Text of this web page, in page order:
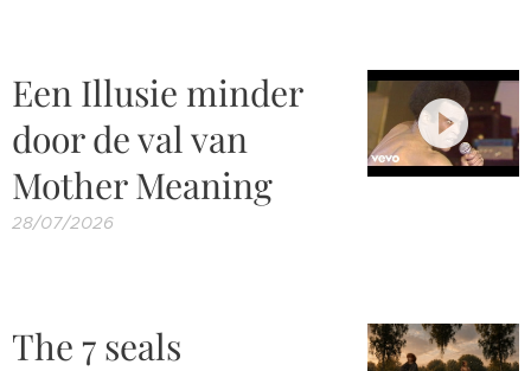
Een Illusie minder
door de val van
Mother Meaning
28/07/2026
The 7 seals